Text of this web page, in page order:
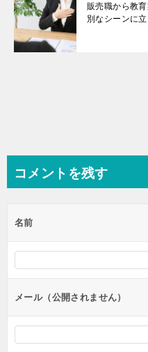
販売職から教
別なシーンに
ビ
ー
シ
ン
コメントを残す
名前
メール（公開されません）